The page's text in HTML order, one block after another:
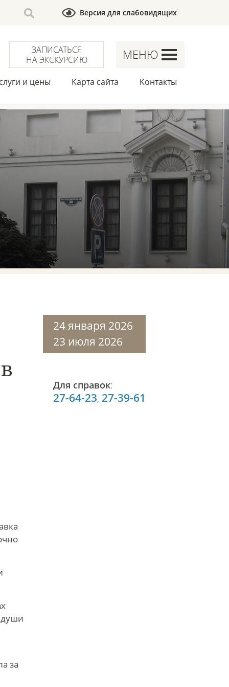
Версия для слабовидящих
ЗАПИСАТЬСЯ
НА ЭКСКУРСИЮ
МЕНЮ
и цены Карта сайта Контакты
души
за
24 января 2026
23 июля 2026
Для справок:
27-64-23, 27-39-61